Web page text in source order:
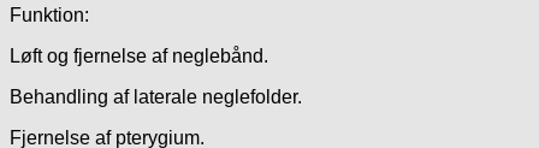
Funktion:
Løft og fjernelse af neglebånd.
Behandling af laterale neglefolder.
Fjernelse af pterygium.